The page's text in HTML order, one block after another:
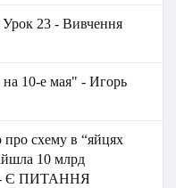
Урок 23 - Вивчення
10-е мая" - Игорь
схему в “яйцях
10 млрд
- Є ПИТАННЯ